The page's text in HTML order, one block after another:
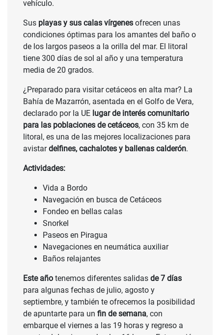
CONSULTAR
PRECIO
vehículo.
Sus playas y sus calas vírgenes ofrecen unas
condiciones óptimas para los amantes del baño o
de los largos paseos a la orilla del mar. El litoral
tiene 300 días de sol al año y una temperatura
media de 20 grados.
¿Preparado para visitar cetáceos en alta mar? La
Bahía de Mazarrón, asentada en el Golfo de Vera,
declarado por la UE lugar de interés comunitario
para las poblaciones de cetáceos, con 35 km de
litoral, es una de las mejores localizaciones para
avistardelfines, cachalotes y ballenas calderón.
Actividades:
Vida a Bordo
Navegación en busca de Cetáceos
Fondeo en bellas calas
Snorkel
Paseos en Piragua
Navegaciones en neumática auxiliar
Baños relajantes
Este año tenemos diferentes salidas de 7 días
para algunas fechas de julio, agosto y
septiembre, y también te ofrecemos la posibilidad
de apuntarte para un fin de semana, con
embarque el viernes a las 19 horas y regreso a